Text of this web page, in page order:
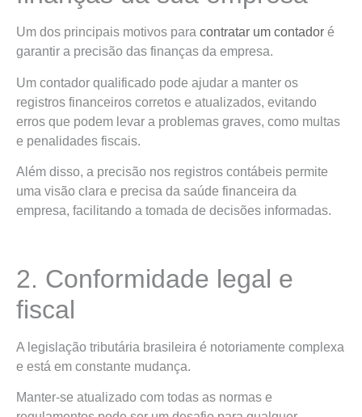
Um dos principais motivos para contratar um contador é
garantir a precisão das finanças da empresa.
Um contador qualificado pode ajudar a manter os
registros financeiros corretos e atualizados, evitando
erros que podem levar a problemas graves, como multas
e penalidades fiscais.
Além disso, a precisão nos registros contábeis permite
uma visão clara e precisa da saúde financeira da
empresa, facilitando a tomada de decisões informadas.
2. Conformidade legal e
fiscal
A legislação tributária brasileira é notoriamente complexa
e está em constante mudança.
Manter-se atualizado com todas as normas e